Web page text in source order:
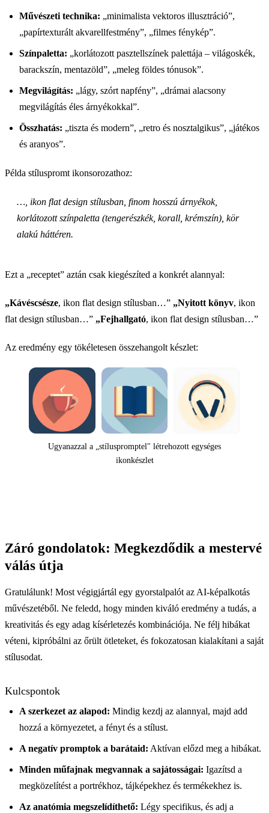
Művészeti technika: „minimalista vektoros illusztráció”,
„papírtexturált akvarellfestmény”, „filmes fénykép”.
Színpaletta: „korlátozott pasztellszínek palettája – világoskék,
barackszín, mentazöld”, „meleg földes tónusok”.
Megvilágítás: „lágy, szórt napfény”, „drámai alacsony
megvilágítás éles árnyékokkal”.
Összhatás: „tiszta és modern”, „retro és nosztalgikus”, „játékos
és aranyos”.
Példa stíluspromt ikonsorozathoz:
…, ikon flat design stílusban, finom hosszú árnyékok,
korlátozott színpaletta (tengerészkék, korall, krémszín), kör
alakú háttéren.
Ezt a „receptet” aztán csak kiegészíted a konkrét alannyal:
„Kávéscsésze, ikon flat design stílusban…” „Nyitott könyv, ikon
flat design stílusban…” „Fejhallgató, ikon flat design stílusban…”
Az eredmény egy tökéletesen összehangolt készlet:
Ugyanazzal a „stíluspromptel" létrehozott egységes
ikonkészlet
Záró gondolatok: Megkezdődik a mestervé
válás útja
Gratulálunk! Most végigjártál egy gyorstalpalót az AI-képalkotás
művészetéből. Ne feledd, hogy minden kiváló eredmény a tudás, a
kreativitás és egy adag kísérletezés kombinációja. Ne félj hibákat
véteni, kipróbálni az őrült ötleteket, és fokozatosan kialakítani a saját
stílusodat.
Kulcspontok
A szerkezet az alapod: Mindig kezdj az alannyal, majd add
hozzá a környezetet, a fényt és a stílust.
A negatív promptok a barátaid: Aktívan előzd meg a hibákat.
Minden műfajnak megvannak a sajátosságai: Igazítsd a
megközelítést a portrékhoz, tájképekhez és termékekhez is.
Az anatómia megszelídíthető: Légy specifikus, és adj a